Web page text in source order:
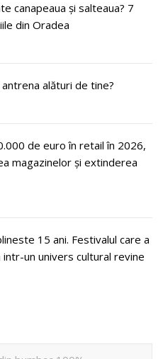
canapeaua și salteaua? 7
din Oradea
alături de tine?
de euro în retail în 2026,
magazinelor și extinderea
15 ani. Festivalul care a
un univers cultural revine